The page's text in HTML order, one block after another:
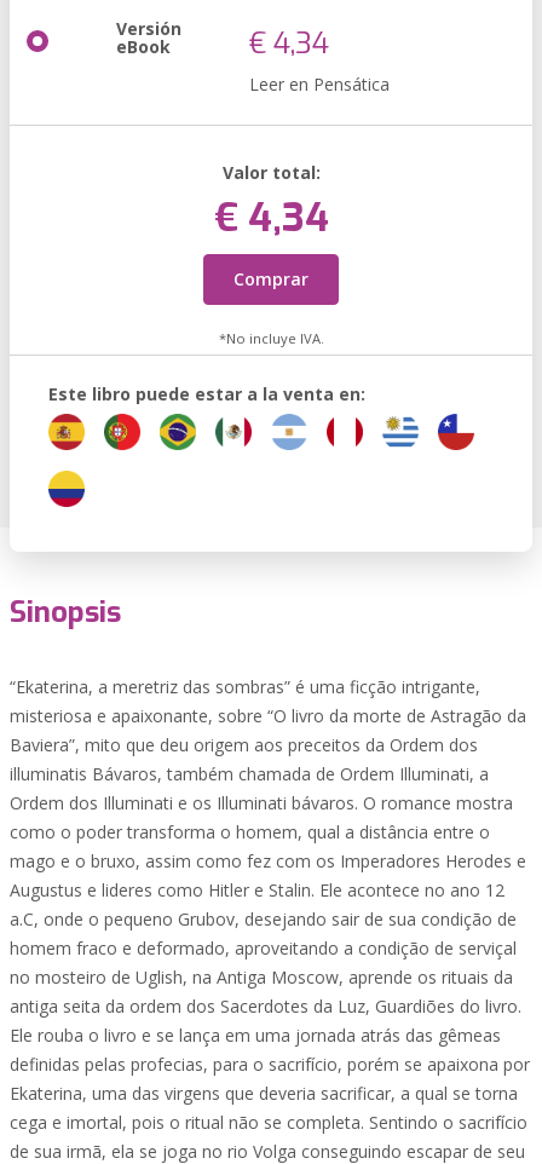
Versión
eBook € 4,34
Leer en Pensática
Valor total:
€ 4,34
Comprar
*No incluye IVA.
Este libro puede estar a la venta en:
Sinopsis
“Ekaterina, a meretriz das sombras” é uma ficção intrigante,
misteriosa e apaixonante, sobre “O livro da morte de Astragão da
Baviera”, mito que deu origem aos preceitos da Ordem dos
illuminatis Bávaros, também chamada de Ordem Illuminati, a
Ordem dos Illuminati e os Illuminati bávaros. O romance mostra
como o poder transforma o homem, qual a distância entre o
mago e o bruxo, assim como fez com os Imperadores Herodes e
Augustus e lideres como Hitler e Stalin. Ele acontece no ano 12
a.C, onde o pequeno Grubov, desejando sair de sua condição de
homem fraco e deformado, aproveitando a condição de serviçal
no mosteiro de Uglish, na Antiga Moscow, aprende os rituais da
antiga seita da ordem dos Sacerdotes da Luz, Guardiões do livro.
Ele rouba o livro e se lança em uma jornada atrás das gêmeas
definidas pelas profecias, para o sacrifício, porém se apaixona por
Ekaterina, uma das virgens que deveria sacrificar, a qual se torna
cega e imortal, pois o ritual não se completa. Sentindo o sacrifício
de sua irmã, ela se joga no rio Volga conseguindo escapar de seu